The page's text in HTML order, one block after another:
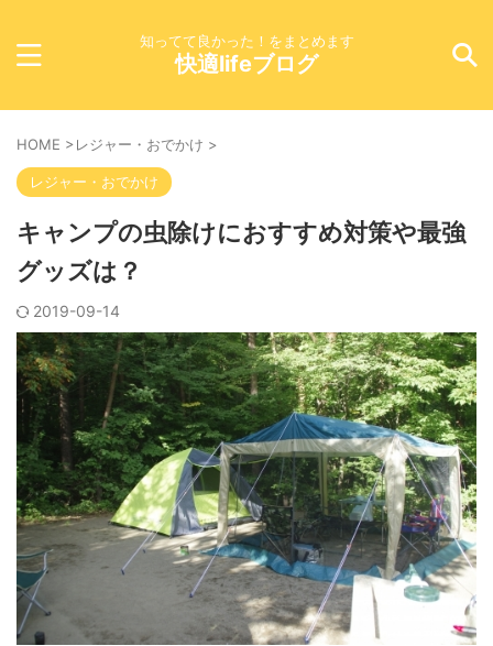
知ってて良かった！をまとめます
快適lifeブログ
HOME >レジャー・おでかけ >
レジャー・おでかけ
キャンプの虫除けにおすすめ対策や最強
グッズは？
2019-09-14